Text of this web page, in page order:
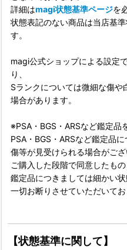
詳細はmagi状態基準ページを
状態表記のない商品は当店基
す。
magi公式ショップによる設定
り、
Sランクについては微細な傷
場合があります。
※PSA・BGS・ARSなど鑑定品
PSA・BGS・ARSなど鑑定品
傷等が見受けられる場合がござ
ご購入した段階で同意したもの
鑑定品につきましては細かい
一切お断りさせていただいてお
【状態基準に関して】